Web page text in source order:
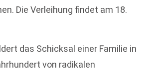
Die Verleihung findet am 18.
das Schicksal einer Familie in
von radikalen